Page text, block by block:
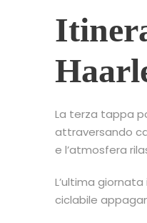
La terza tappa
attraversando
e l’atmosfera
L’ultima giornata
ciclabile